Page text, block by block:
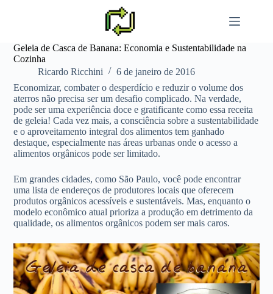
Geleia de Casca de Banana: Economia e Sustentabilidade na
Cozinha
Ricardo Ricchini
6 de janeiro de 2016
Economizar, combater o desperdício e reduzir o volume dos
aterros não precisa ser um desafio complicado. Na verdade,
pode ser uma experiência doce e gratificante como essa receita
de geleia! Cada vez mais, a consciência sobre a sustentabilidade
e o aproveitamento integral dos alimentos tem ganhado
destaque, especialmente nas áreas urbanas onde o acesso a
alimentos orgânicos pode ser limitado.
Em grandes cidades, como São Paulo, você pode encontrar
uma lista de endereços de produtores locais que oferecem
produtos orgânicos acessíveis e sustentáveis. Mas, enquanto o
modelo econômico atual prioriza a produção em detrimento da
qualidade, os alimentos orgânicos podem ser mais caros.